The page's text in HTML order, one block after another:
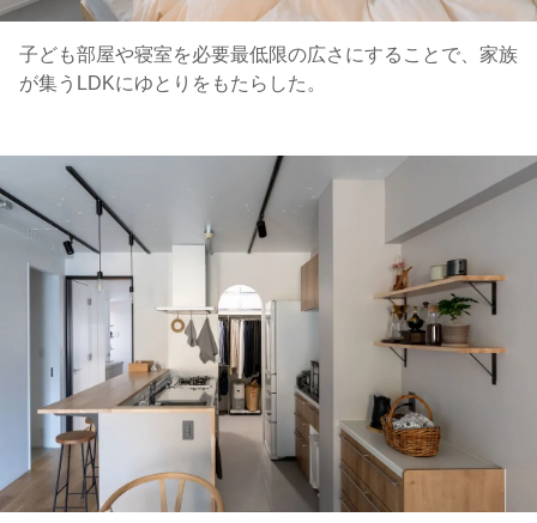
子ども部屋や寝室を必要最低限の広さにすることで、家族
が集うLDKにゆとりをもたらした。